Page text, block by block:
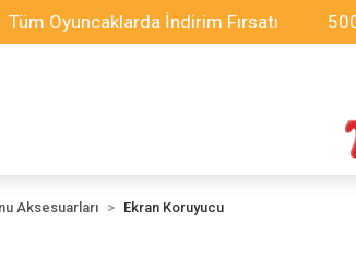
İndirim Fırsatı 500TL ve
Aksesuarları Ekran Koruyucu